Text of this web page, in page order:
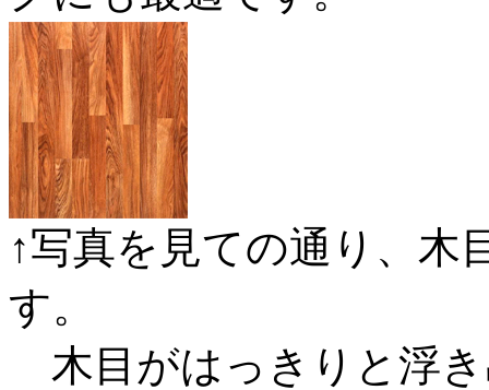
↑写真を見ての通り、木
す。
木目がはっきりと浮